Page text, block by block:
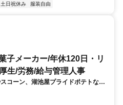
土日祝休み 服装自由
子メーカー/年休120日・リ
生/労務/給与管理人事
コーン、湖池屋プライドポテトなど
行う当社にて、経理財務業務をお任
のご活躍も期待しています。